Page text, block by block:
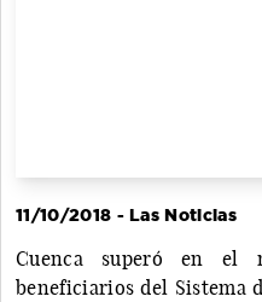
11/10/2018 - Las Noticias
Cuenca superó en el
beneficiarios del Sistema